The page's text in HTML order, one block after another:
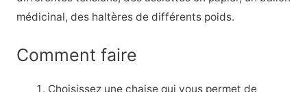
médicinal, des haltères de différents poids.
Comment faire
Choisissez une chaise qui vous permet de